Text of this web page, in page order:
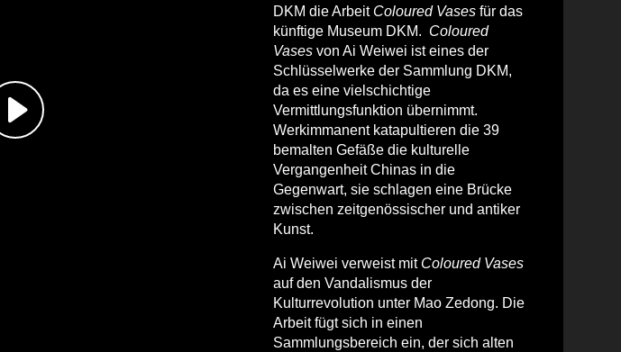
DKM die Arbeit Coloured Vases für das
künftige Museum DKM. Coloured
Vases von Ai Weiwei ist eines der
Schlüsselwerke der Sammlung DKM,
da es eine vielschichtige
Vermittlungsfunktion übernimmt.
Werkimmanent katapultieren die 39
bemalten Gefäße die kulturelle
Vergangenheit Chinas in die
Gegenwart, sie schlagen eine Brücke
zwischen zeitgenössischer und antiker
Kunst.
Ai Weiwei verweist mit Coloured Vases
auf den Vandalismus der
Kulturrevolution unter Mao Zedong. Die
Arbeit fügt sich in einen
Sammlungsbereich ein, der sich alten